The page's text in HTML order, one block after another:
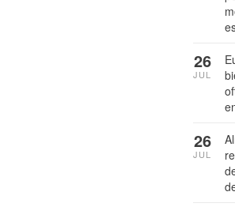
26
JUL
26
JUL